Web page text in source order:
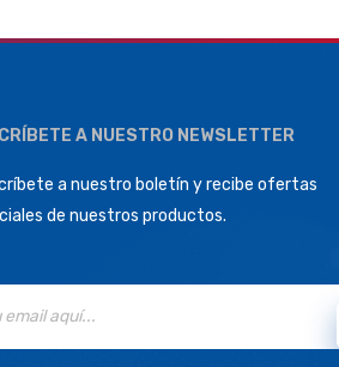
A NUESTRO NEWSLETTER
a nuestro boletín y recibe ofertas
de nuestros productos.